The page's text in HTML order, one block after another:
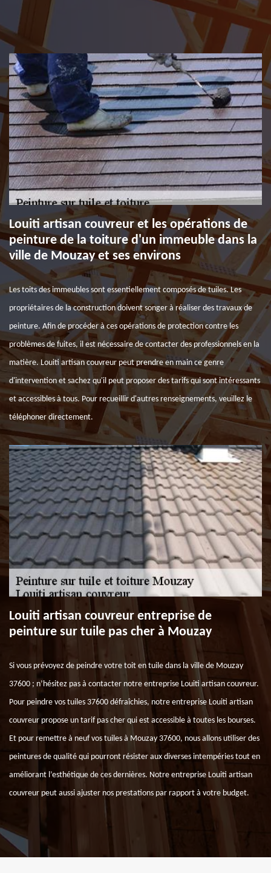
Louiti artisan couvreur et les opérations de
peinture de la toiture d'un immeuble dans la
ville de Mouzay et ses environs
Les toits des immeubles sont essentiellement composés de tuiles. Les
propriétaires de la construction doivent songer à réaliser des travaux de
peinture. Afin de procéder à ces opérations de protection contre les
problèmes de fuites, il est nécessaire de contacter des professionnels en la
matière. Louiti artisan couvreur peut prendre en main ce genre
d'intervention et sachez qu'il peut proposer des tarifs qui sont intéressants
et accessibles à tous. Pour recueillir d'autres renseignements, veuillez le
téléphoner directement.
Louiti artisan couvreur entreprise de
peinture sur tuile pas cher à Mouzay
Si vous prévoyez de peindre votre toit en tuile dans la ville de Mouzay
37600 ; n’hésitez pas à contacter notre entreprise Louiti artisan couvreur.
Pour peindre vos tuiles 37600 défraîchies, notre entreprise Louiti artisan
couvreur propose un tarif pas cher qui est accessible à toutes les bourses.
Et pour remettre à neuf vos tuiles à Mouzay 37600, nous allons utiliser des
peintures de qualité qui pourront résister aux diverses intempéries tout en
améliorant l’esthétique de ces dernières. Notre entreprise Louiti artisan
couvreur peut aussi ajuster nos prestations par rapport à votre budget.